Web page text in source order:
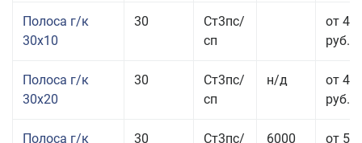
Полоса г/к
30x10
30
Ст3пс/
сп
от 46
руб.
Полоса г/к
30x20
30
Ст3пс/
сп
н/д
от 44
руб.
Полоса г/к 30 Ст3пс/ 6000 от 50